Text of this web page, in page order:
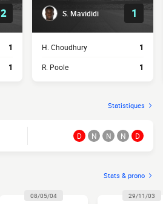
2
1
1
S. Mavididi 1
H. Choudhury 1
R. Poole 1
Statistiques
D N N N D
Stats & prono
08/05/04 29/11/03